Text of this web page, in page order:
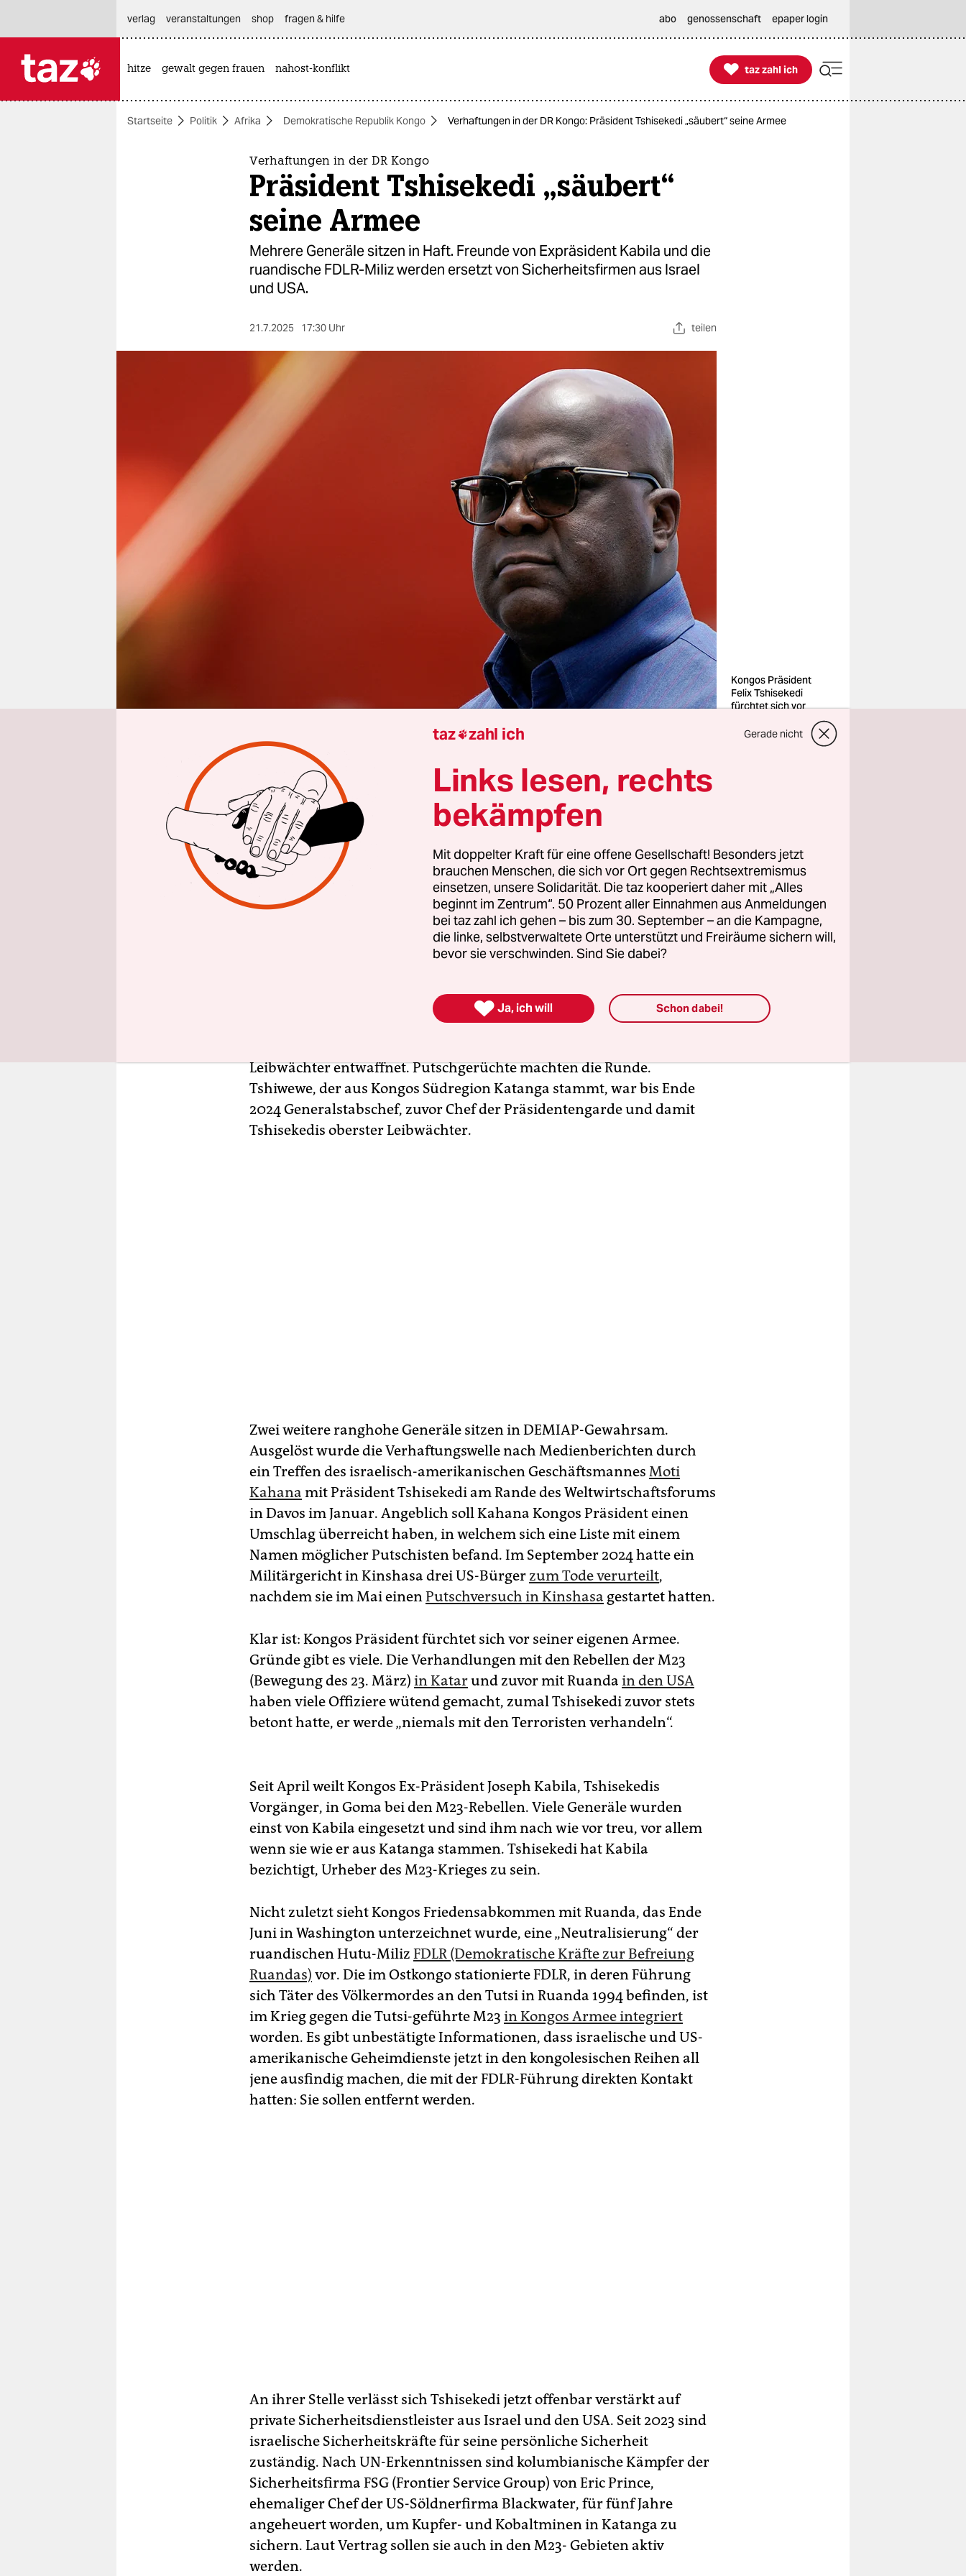
themen
nord
veranstaltungen
fragen & hilfe
unterstützen
genossenschaft
verlag
veranstaltungen shop fragen & hilfe abo genossenschaft epaper login
hitze gewalt gegen frauen nahost-konflikt 
taz zahl ich
taz zahl ich
Startseite Politik Afrika Demokratische Republik Kongo Verhaftungen in der DR Kongo: Präsident Tshisekedi „säubert“ seine Armee
Verhaftungen in der DR Kongo
Präsident Tshisekedi „säubert“
seine Armee
Mehrere Generäle sitzen in Haft. Freunde von Expräsident Kabila und die
ruandische FDLR-Miliz werden ersetzt von Sicherheitsfirmen aus Israel
und USA.
21.7.2025 17:30 Uhr teilen
Kongos Präsident
Felix Tshisekedi
fürchtet sich vor
seiner eigenen Armee
Foto: Elizabeth
Aus Kampala Simone Schlindwein
Kongos Präsident Félix Tshisekedi spielt mit dem Feuer: Innerhalb
weniger Wochen hat er zahlreiche seiner höchsten Generäle verhaften
lassen.General Franck Ntumba, bislang Tshisekedis rechte Hand als
Vorsitzender des „Maison Militaire“, die Präsidialabteilung für
Militärangelegenheiten und für die persönliche Sicherheit des
Staatschefs, wurde vergangene Woche vom Militärgeheimdienst
Erst vor zwei Wochen hatten Soldaten in der Hauptstadt Kinshasa die
Leibwächter entwaffnet. Putschgerüchte machten die Runde.
Tshiwewe, der aus Kongos Südregion Katanga stammt, war bis Ende
2024 Generalstabschef, zuvor Chef der Präsidentengarde und damit
Tshisekedis oberster Leibwächter.
Zwei weitere ranghohe Generäle sitzen in DEMIAP-Gewahrsam.
Ausgelöst wurde die Verhaftungswelle nach Medienberichten durch
ein Treffen des israelisch-amerikanischen Geschäftsmannes Moti
Kahana mit Präsident Tshisekedi am Rande des Weltwirtschaftsforums
in Davos im Januar. Angeblich soll Kahana Kongos Präsident einen
Umschlag überreicht haben, in welchem sich eine Liste mit einem
Namen möglicher Putschisten befand. Im September 2024 hatte ein
Militärgericht in Kinshasa drei US-Bürger zum Tode verurteilt,
nachdem sie im Mai einenPutschversuch in Kinshasa gestartet hatten.
Klar ist: Kongos Präsident fürchtet sich vor seiner eigenen Armee.
Gründe gibt es viele. Die Verhandlungen mit den Rebellen der M23
(Bewegung des 23. März) in Katarund zuvor mit Ruanda in den USA
haben viele Offiziere wütend gemacht, zumal Tshisekedi zuvor stets
betont hatte, er werde „niemals mit den Terroristen verhandeln“.
Seit April weilt Kongos Ex-Präsident Joseph Kabila, Tshisekedis
Vorgänger, in Goma bei den M23-Rebellen. Viele Generäle wurden
einst von Kabila eingesetzt und sind ihm nach wie vor treu, vor allem
wenn sie wie er aus Katanga stammen. Tshisekedi hat Kabila
bezichtigt, Urheber des M23-Krieges zu sein.
Nicht zuletzt sieht Kongos Friedensabkommen mit Ruanda, das Ende
Juni in Washington unterzeichnet wurde, eine „Neutralisierung“ der
ruandischen Hutu-Miliz FDLR (Demokratische Kräfte zur Befreiung
Ruandas) vor. Die im Ostkongo stationierte FDLR, in deren Führung
sich Täter des Völkermordes an den Tutsi in Ruanda 1994 befinden, ist
im Krieg gegen die Tutsi-geführte M23 in Kongos Armee integriert
worden. Es gibt unbestätigte Informationen, dass israelische und US-
amerikanische Geheimdienste jetzt in den kongolesischen Reihen all
jene ausfindig machen, die mit der FDLR-Führung direkten Kontakt
hatten: Sie sollen entfernt werden.
An ihrer Stelle verlässt sich Tshisekedi jetzt offenbar verstärkt auf
private Sicherheitsdienstleister aus Israel und den USA. Seit 2023 sind
israelische Sicherheitskräfte für seine persönliche Sicherheit
zuständig. Nach UN-Erkenntnissen sind kolumbianische Kämpfer der
Sicherheitsfirma FSG (Frontier Service Group) von Eric Prince,
ehemaliger Chef der US-Söldnerfirma Blackwater, für fünf Jahre
angeheuert worden, um Kupfer- und Kobaltminen in Katanga zu
sichern. Laut Vertrag sollen sie auch in den M23- Gebieten aktiv
werden.
taz zahl ich Gerade nicht
Links lesen, rechts
bekämpfen
Mit doppelter Kraft für eine offene Gesellschaft! Besonders jetzt
brauchen Menschen, die sich vor Ort gegen Rechtsextremismus
einsetzen, unsere Solidarität. Die taz kooperiert daher mit „Alles
beginnt im Zentrum“. 50 Prozent aller Einnahmen aus Anmeldungen
bei taz zahl ich gehen – bis zum 30. September – an die Kampagne,
die linke, selbstverwaltete Orte unterstützt und Freiräume sichern will,
bevor sie verschwinden. Sind Sie dabei?
 Ja, ich will Schon dabei!